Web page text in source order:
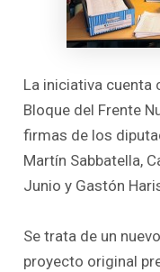
La iniciativa cuenta
Bloque del Frente
firmas de los
Martín Sabbatella,
Junio y Gastón
Se trata de un
proyecto original